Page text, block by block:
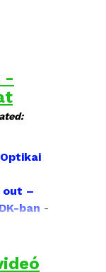
-
Optikai
out –
ban -